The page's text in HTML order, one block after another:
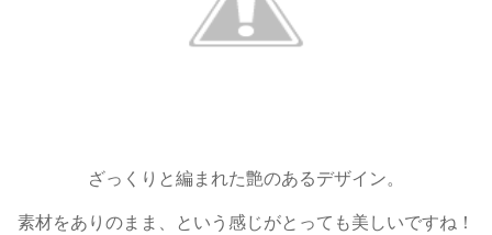
ざっくりと編まれた艶のあるデザイン。
素材をありのまま、という感じがとっても美しいですね！